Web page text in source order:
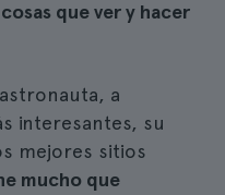
que ver y hacer
a
interesantes, su
mejores sitios
mucho que